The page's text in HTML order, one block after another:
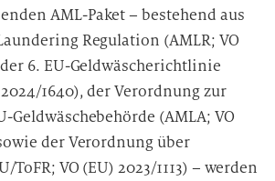
AML-Paket – bestehend aus
Regulation (AMLR; VO
6. EU-Geldwäscherichtlinie
1640), der Verordnung zur
Geldwäschebehörde (AMLA; VO
der Verordnung über
VO (EU) 2023/1113) – werden